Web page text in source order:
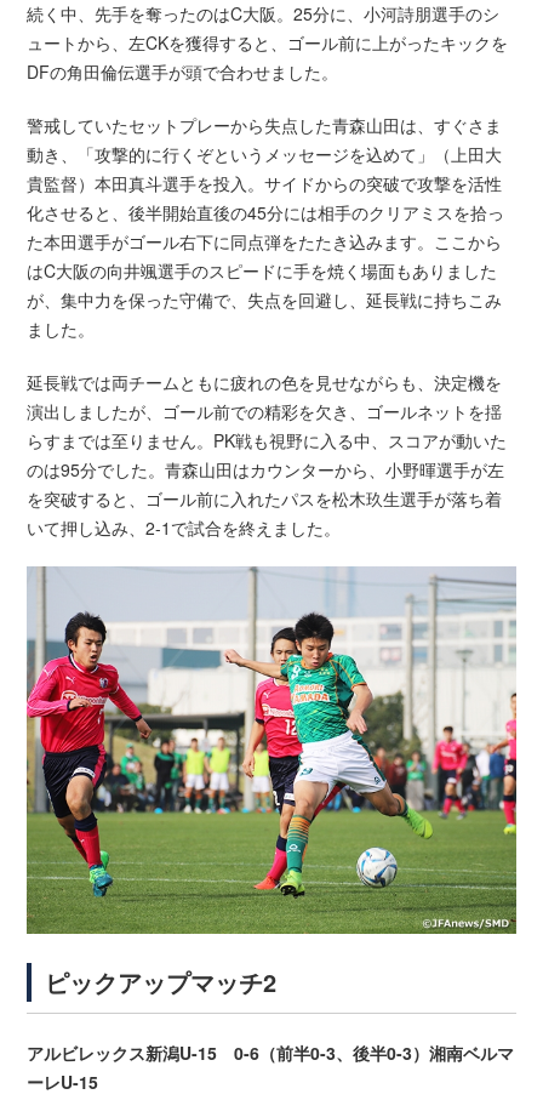
続く中、先手を奪ったのはC大阪。25分に、小河詩朋選手のシ
ュートから、左CKを獲得すると、ゴール前に上がったキックを
DFの角田倫伝選手が頭で合わせました。
警戒していたセットプレーから失点した青森山田は、すぐさま
動き、「攻撃的に行くぞというメッセージを込めて」（上田大
貴監督）本田真斗選手を投入。サイドからの突破で攻撃を活性
化させると、後半開始直後の45分には相手のクリアミスを拾っ
た本田選手がゴール右下に同点弾をたたき込みます。ここから
はC大阪の向井颯選手のスピードに手を焼く場面もありました
が、集中力を保った守備で、失点を回避し、延長戦に持ちこみ
ました。
延長戦では両チームともに疲れの色を見せながらも、決定機を
演出しましたが、ゴール前での精彩を欠き、ゴールネットを揺
らすまでは至りません。PK戦も視野に入る中、スコアが動いた
のは95分でした。青森山田はカウンターから、小野暉選手が左
を突破すると、ゴール前に入れたパスを松木玖生選手が落ち着
いて押し込み、2-1で試合を終えました。
ピックアップマッチ2
アルビレックス新潟U-15 0-6（前半0-3、後半0-3）湘南ベルマ
ーレU-15